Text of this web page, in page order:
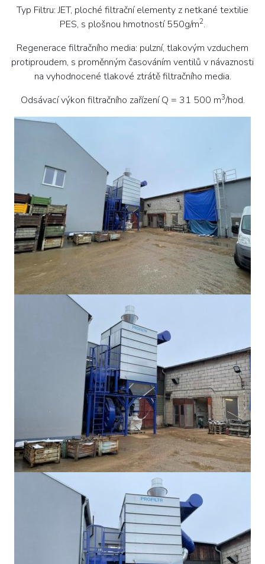
Typ Filtru: JET, ploché filtrační elementy z netkané textilie
PES, s plošnou hmotností 550g/m2.
Regenerace filtračního media: pulzní, tlakovým vzduchem
protiproudem, s proměnným časováním ventilů v návaznosti
na vyhodnocené tlakové ztrátě filtračního media.
Odsávací výkon filtračního zařízení Q = 31 500 m3/hod.